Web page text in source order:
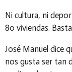
Ni cultura, ni
80 viviendas.
José Manuel dice
nos gusta ser tan